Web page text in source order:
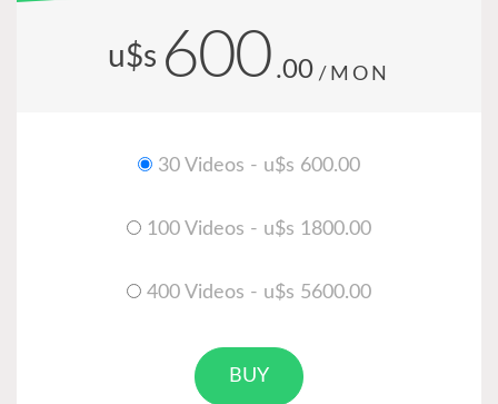
u$s 600 .00 /MON
30 Videos - u$s 600.00
100 Videos - u$s 1800.00
400 Videos - u$s 5600.00
BUY